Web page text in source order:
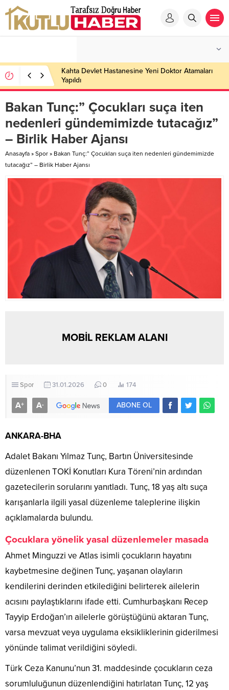
Kahta Devlet Hastanesine Yeni Doktor Atamaları
Yapıldı
Bakan Tunç:” Çocukları suça iten
nedenleri gündemimizde tutacağız”
– Birlik Haber Ajansı
Anasayfa » Spor » Bakan Tunç:” Çocukları suça iten nedenleri gündemimizde
tutacağız” – Birlik Haber Ajansı
MOBİL REKLAM ALANI
Spor 31.01.2026 0 174
A+ A- ABONE OL
ANKARA-BHA
Adalet Bakanı Yılmaz Tunç, Bartın Üniversitesinde
düzenlenen TOKİ Konutları Kura Töreni’nin ardından
gazetecilerin sorularını yanıtladı. Tunç, 18 yaş altı suça
karışanlarla ilgili yasal düzenleme taleplerine ilişkin
açıklamalarda bulundu.
Çocuklara yönelik yasal düzenlemeler masada
Ahmet Minguzzi ve Atlas isimli çocukların hayatını
kaybetmesine değinen Tunç, yaşanan olayların
kendilerini derinden etkilediğini belirterek ailelerin
acısını paylaştıklarını ifade etti. Cumhurbaşkanı Recep
Tayyip Erdoğan’ın ailelerle görüştüğünü aktaran Tunç,
varsa mevzuat veya uygulama eksikliklerinin giderilmesi
yönünde talimat verildiğini söyledi.
Türk Ceza Kanunu’nun 31. maddesinde çocukların ceza
sorumluluğunun düzenlendiğini hatırlatan Tunç, 12 yaş